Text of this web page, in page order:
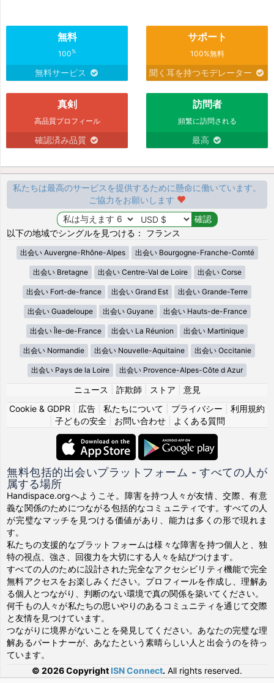
無料
100%
無料サービス
サポート
100%無料
聞く耳を持つモデレーター
真剣
高品質プロフィール
確認済み品質
訪問者
頻繁に訪問される
最高
私たちは最高のサービスを提供するために懸命に働いています。
ご協力をお願いします
以下の地域でシングルを見つける： フランス
出会い Auvergne-Rhône-Alpes 出会い Bourgogne-Franche-Comté
出会い Bretagne 出会い Centre-Val de Loire 出会い Corse
出会い Fort-de-france 出会い Grand Est 出会い Grande-Terre
出会い Guadeloupe 出会い Guyane 出会い Hauts-de-France
出会い Île-de-France 出会い La Réunion 出会い Martinique
出会い Normandie 出会い Nouvelle-Aquitaine 出会い Occitanie
出会い Pays de la Loire 出会い Provence-Alpes-Côte d Azur
ニュース 詐欺師 ストア
意見
Cookie & GDPR
広告 私たちについて プライバシー
利用規約
子どもの安全| お問い合わせ| よくある質問
無料包括的出会いプラットフォーム - すべての人が
属する場所
Handispace.orgへようこそ。障害を持つ人々が友情、交際、有意
義な関係のためにつながる包括的なコミュニティです。すべての人
が完璧なマッチを見つける価値があり、能力は多くの形で現れま
す。
私たちの支援的なプラットフォームは様々な障害を持つ個人と、独
特の視点、強さ、回復力を大切にする人々を結びつけます。
すべての人のために設計された完全なアクセシビリティ機能で完全
無料アクセスをお楽しみください。プロフィールを作成し、理解あ
る個人とつながり、判断のない環境で真の関係を築いてください。
何千もの人々が私たちの思いやりのあるコミュニティを通じて交際
と友情を見つけています。
つながりに境界がないことを発見してください。あなたの完璧な理
解あるパートナーが、あなたという素晴らしい人と出会うのを待っ
ています。
© 2026 Copyright ISN Connect. All rights reserved.